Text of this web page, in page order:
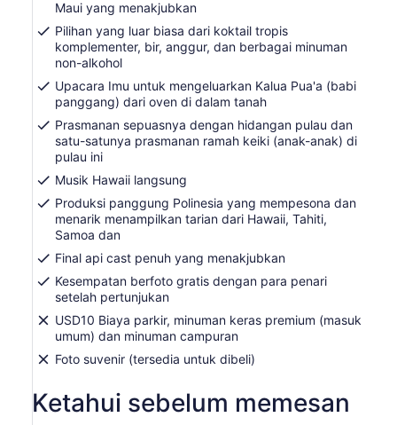
Maui yang menakjubkan
Pilihan yang luar biasa dari koktail tropis
komplementer, bir, anggur, dan berbagai minuman
non-alkohol
Upacara Imu untuk mengeluarkan Kalua Pua'a (babi
panggang) dari oven di dalam tanah
Prasmanan sepuasnya dengan hidangan pulau dan
satu-satunya prasmanan ramah keiki (anak-anak) di
pulau ini
Musik Hawaii langsung
Produksi panggung Polinesia yang mempesona dan
menarik menampilkan tarian dari Hawaii, Tahiti,
Samoa dan
Final api cast penuh yang menakjubkan
Kesempatan berfoto gratis dengan para penari
setelah pertunjukan
USD10 Biaya parkir, minuman keras premium (masuk
umum) dan minuman campuran
Foto suvenir (tersedia untuk dibeli)
Ketahui sebelum memesan